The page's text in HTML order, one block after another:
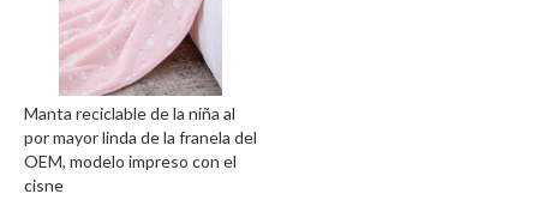
Manta reciclable de la niña al
por mayor linda de la franela del
OEM, modelo impreso con el
cisne